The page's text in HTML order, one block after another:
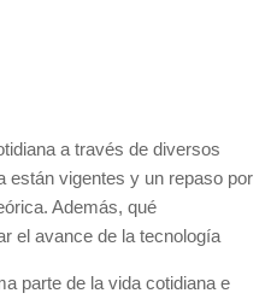
a través de diversos
están vigentes y un repaso por
Además, qué
el avance de la tecnología
parte de la vida cotidiana e